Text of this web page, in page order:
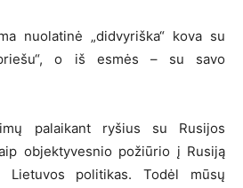
nuolatinė „didvyriška“ kova su
o iš esmės – su savo
palaikant ryšius su Rusijos
objektyvesnio požiūrio į Rusiją
Lietuvos politikas. Todėl mūsų